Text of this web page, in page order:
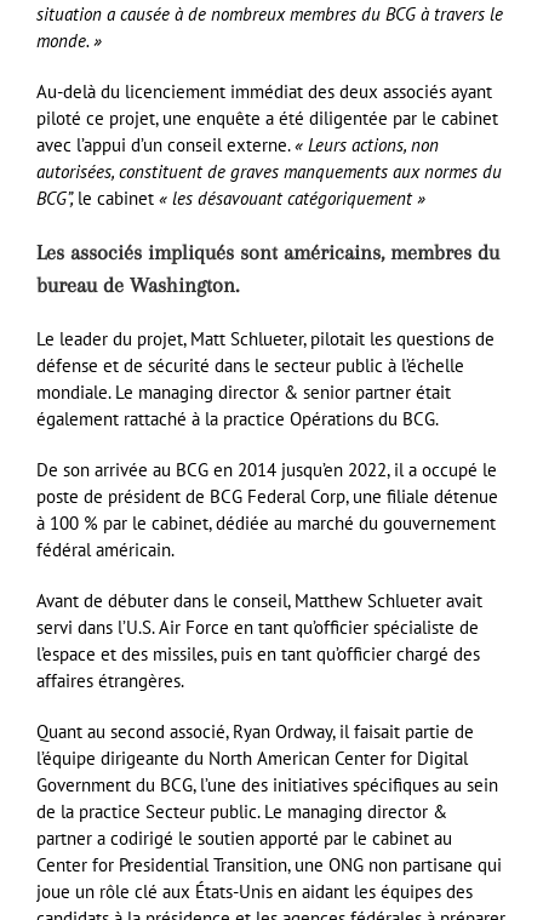
situation a causée à de nombreux membres du BCG à travers le
monde. »
Au-delà du licenciement immédiat des deux associés ayant
piloté ce projet, une enquête a été diligentée par le cabinet
avec l’appui d’un conseil externe.« Leurs actions, non
autorisées, constituent de graves manquements aux normes du
BCG”, le cabinet « les désavouant catégoriquement »
Les associés impliqués sont américains, membres du
bureau de Washington.
Le leader du projet, Matt Schlueter, pilotait les questions de
défense et de sécurité dans le secteur public à l’échelle
mondiale. Le managing director & senior partner était
également rattaché à la practice Opérations du BCG.
De son arrivée au BCG en 2014 jusqu’en 2022, il a occupé le
poste de président de BCG Federal Corp, une filiale détenue
à 100 % par le cabinet, dédiée au marché du gouvernement
fédéral américain.
Avant de débuter dans le conseil, Matthew Schlueter avait
servi dans l’U.S. Air Force en tant qu’officier spécialiste de
l’espace et des missiles, puis en tant qu’officier chargé des
affaires étrangères.
Quant au second associé, Ryan Ordway, il faisait partie de
l’équipe dirigeante du North American Center for Digital
Government du BCG, l’une des initiatives spécifiques au sein
de la practice Secteur public. Le managing director &
partner a codirigé le soutien apporté par le cabinet au
Center for Presidential Transition, une ONG non partisane qui
joue un rôle clé aux États-Unis en aidant les équipes des